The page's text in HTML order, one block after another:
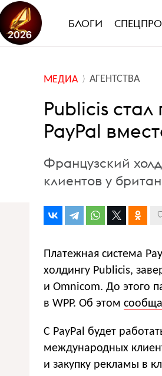
БЛОГИ
МЕДИА АГЕНТСТВА
Publicis
PayPal
Французский
клиентов у
Платежная система
холдингу Publicis,
и Omnicom. До этого
в WPP. Об этом
С PayPal будет
международных
и закупку рекламы в